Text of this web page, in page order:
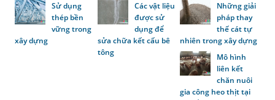
Sử dụng
thép bền
vững trong
xây dựng
Các vật liệu
được sử
dụng để
sửa chữa kết cấu bê
tông
Những giải
pháp thay
thế cát tự
nhiên trong xây dựng
Mô hình
liên kết
chăn nuôi
gia công heo thịt tại